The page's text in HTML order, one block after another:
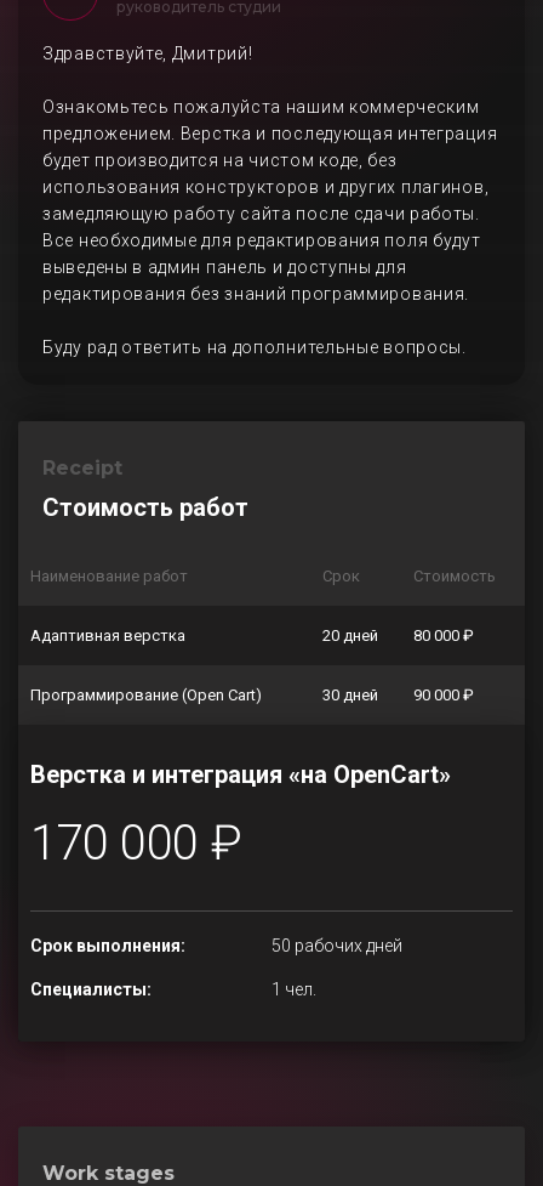
руководитель студии
Здравствуйте, Дмитрий!
Ознакомьтесь пожалуйста нашим коммерческим
предложением. Верстка и последующая интеграция
будет производится на чистом коде, без
использования конструкторов и других плагинов,
замедляющую работу сайта после сдачи работы.
Все необходимые для редактирования поля будут
выведены в админ панель и доступны для
редактирования без знаний программирования.
Буду рад ответить на дополнительные вопросы.
Receipt
Стоимость работ
Наименование работ Срок Стоимость
Адаптивная верстка 20 дней 80 000 ₽
Программирование (Open Cart) 30 дней 90 000 ₽
Верстка и интеграция «на OpenCart»
170 000 ₽
Срок выполнения: 50 рабочих дней
Специалисты: 1 чел.
Work stages